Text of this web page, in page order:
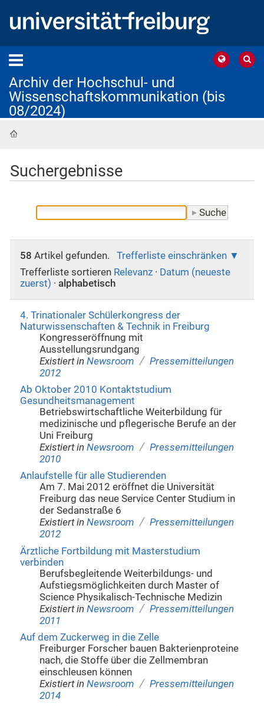
Archiv der Hochschul- und
Wissenschaftskommunikation (bis
08/2024)
Suchergebnisse
58 Artikel gefunden.
Trefferliste einschränken
Trefferliste sortieren Relevanz · Datum (neueste
zuerst) · alphabetisch
4. Trinationaler Schülerkongress der
Naturwissenschaften & Technik in Freiburg
Kongresseröffnung mit
Ausstellungsrundgang
Existiert in Newsroom / Pressemitteilungen
2012
Ab Oktober 2010 Kontaktstudium
Gesundheitsmanagement
Betriebswirtschaftliche Weiterbildung für
medizinische und pflegerische Berufe an der
Uni Freiburg
Existiert in Newsroom / Pressemitteilungen
2010
Anlaufstelle für alle Studierenden
Am 7. Mai 2012 eröffnet die Universität
Freiburg das neue Service Center Studium in
der Sedanstraße 6
Existiert in Newsroom / Pressemitteilungen
2012
Ärztliche Fortbildung mit Masterstudium
verbinden
Berufsbegleitende Weiterbildungs- und
Aufstiegsmöglichkeiten durch Master of
Science Physikalisch-Technische Medizin
Existiert in Newsroom / Pressemitteilungen
2011
Auf dem Zuckerweg in die Zelle
Freiburger Forscher bauen Bakterienproteine
nach, die Stoffe über die Zellmembran
einschleusen können
Existiert in Newsroom / Pressemitteilungen
2014